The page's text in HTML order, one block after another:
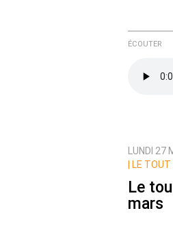
ÉCOUTER
LUNDI 27
LE TOUT
Le
mars